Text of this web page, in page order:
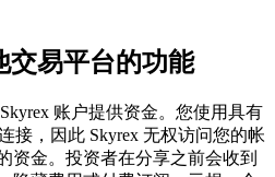
交易平台的功能
账户提供资金。您使用具有
接，因此 Skyrex 无权访问您的帐
资金。投资者在分享之前会收到